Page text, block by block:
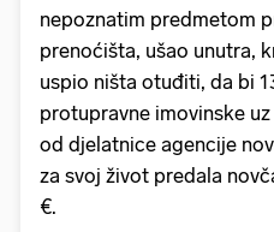
nepoznatim predmetom
prenoćišta, ušao unutra,
uspio ništa otuđiti, da bi
protupravne imovinske
od djelatnice agencije
za svoj život predala
€.